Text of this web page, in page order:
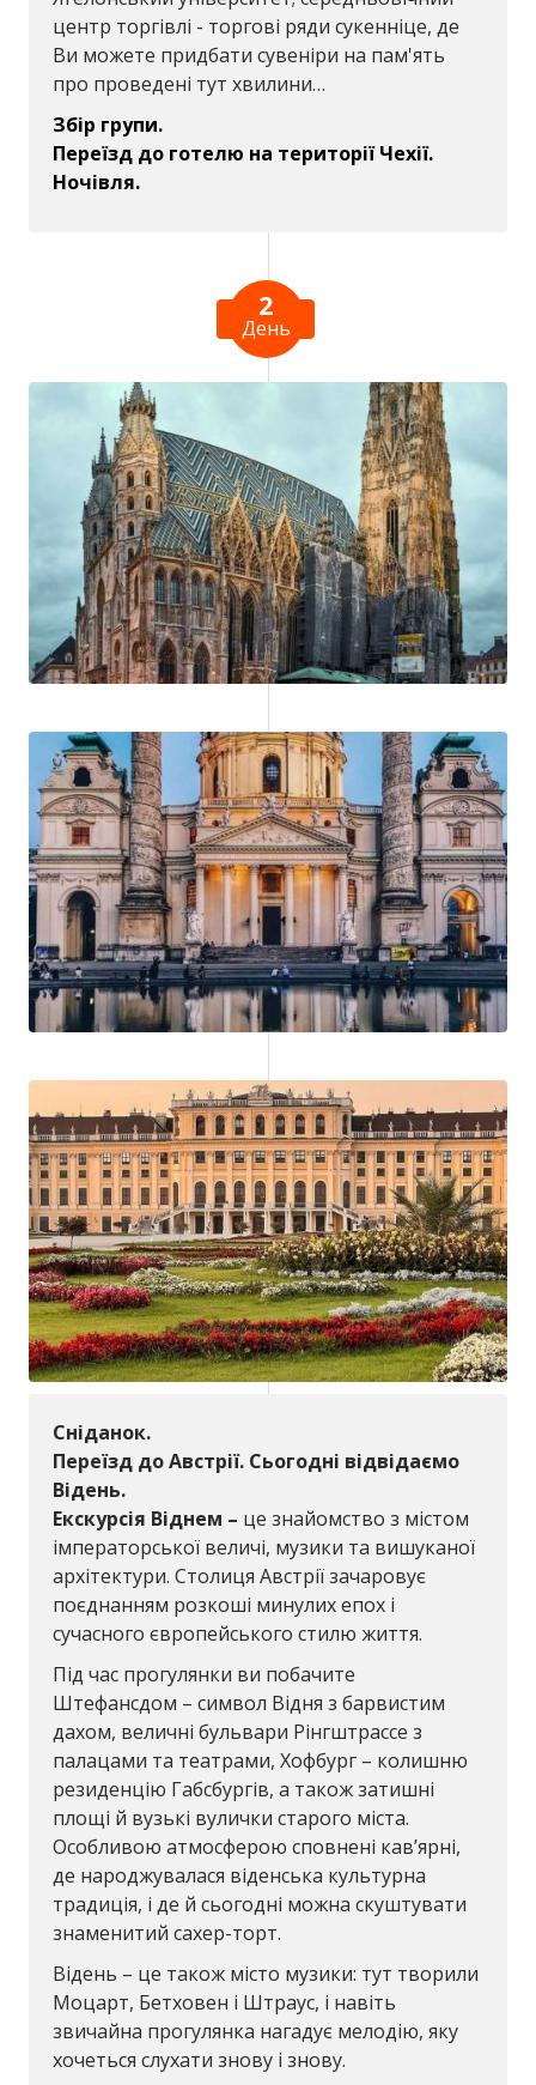
центр торгівлі - торгові ряди сукенніце, де
Ви можете придбати сувеніри на пам'ять
про проведені тут хвилини…
Збір групи.
Переїзд до готелю на території Чехії.
Ночівля.
2
День
Сніданок.
Переїзд до Австрії. Сьогодні відвідаємо
Відень.
Екскурсія Віднем – це знайомство з містом
імператорської величі, музики та вишуканої
архітектури. Столиця Австрії зачаровує
поєднанням розкоші минулих епох і
сучасного європейського стилю життя.
Під час прогулянки ви побачите
Штефансдом – символ Відня з барвистим
дахом, величні бульвари Рінгштрассе з
палацами та театрами, Хофбург – колишню
резиденцію Габсбургів, а також затишні
площі й вузькі вулички старого міста.
Особливою атмосферою сповнені кав’ярні,
де народжувалася віденська культурна
традиція, і де й сьогодні можна скуштувати
знаменитий сахер-торт.
Відень – це також місто музики: тут творили
Моцарт, Бетховен і Штраус, і навіть
звичайна прогулянка нагадує мелодію, яку
хочеться слухати знову і знову.